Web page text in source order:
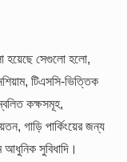
হয়েছে সেগুলো হলো,
টিএসসি-ভিত্তিক
কক্ষসমূহ,
গাড়ি পার্কিংয়ের জন্য
সুবিধাদি।